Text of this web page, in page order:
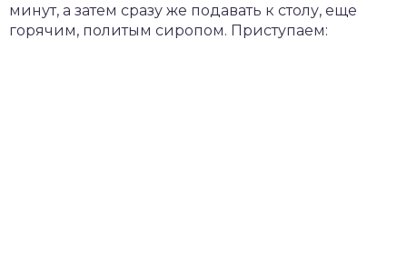
минут, а затем сразу же подавать к столу, еще
горячим, политым сиропом. Приступаем: